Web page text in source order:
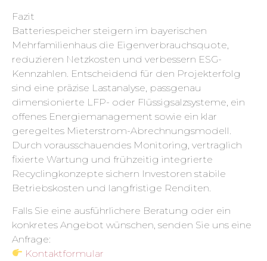
Fazit
Batteriespeicher steigern im bayerischen
Mehrfamilienhaus die Eigenverbrauchsquote,
reduzieren Netzkosten und verbessern ESG-
Kennzahlen. Entscheidend für den Projekterfolg
sind eine präzise Lastanalyse, passgenau
dimensionierte LFP- oder Flüssigsalzsysteme, ein
offenes Energiemanagement sowie ein klar
geregeltes Mieterstrom-Abrechnungsmodell.
Durch vorausschauendes Monitoring, vertraglich
fixierte Wartung und frühzeitig integrierte
Recyclingkonzepte sichern Investoren stabile
Betriebskosten und langfristige Renditen.
Falls Sie eine ausführlichere Beratung oder ein
konkretes Angebot wünschen, senden Sie uns eine
Anfrage:
Kontaktformular